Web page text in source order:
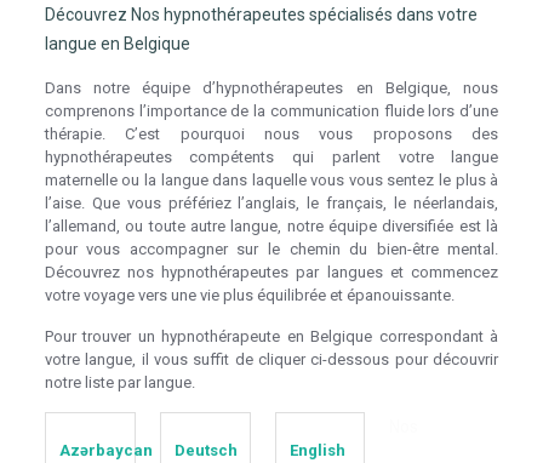
Découvrez Nos hypnothérapeutes spécialisés dans votre
langue en Belgique
Dans notre équipe d’hypnothérapeutes en Belgique, nous
comprenons l’importance de la communication fluide lors d’une
thérapie. C’est pourquoi nous vous proposons des
hypnothérapeutes compétents qui parlent votre langue
maternelle ou la langue dans laquelle vous vous sentez le plus à
l’aise. Que vous préfériez l’anglais, le français, le néerlandais,
l’allemand, ou toute autre langue, notre équipe diversifiée est là
pour vous accompagner sur le chemin du bien-être mental.
Découvrez nos hypnothérapeutes par langues et commencez
votre voyage vers une vie plus équilibrée et épanouissante.
Pour trouver un hypnothérapeute en Belgique correspondant à
votre langue, il vous suffit de cliquer ci-dessous pour découvrir
notre liste par langue.
Azərbaycan
Deutsch
English